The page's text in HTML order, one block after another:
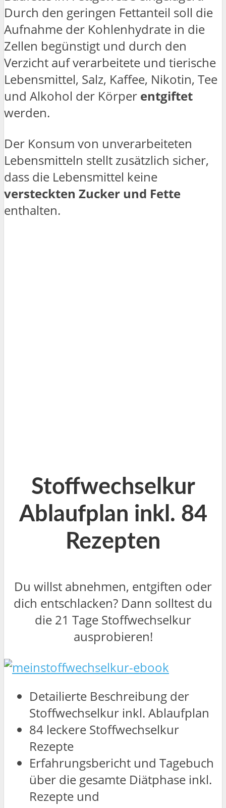
Durch den geringen Fettanteil soll die
Aufnahme der Kohlenhydrate in die
Zellen begünstigt und durch den
Verzicht auf verarbeitete und tierische
Lebensmittel, Salz, Kaffee, Nikotin, Tee
und Alkohol der Körper entgiftet
werden.
Der Konsum von unverarbeiteten
Lebensmitteln stellt zusätzlich sicher,
dass die Lebensmittel keine
versteckten Zucker und Fette
enthalten.
Stoffwechselkur
Ablaufplan inkl. 84
Rezepten
Du willst abnehmen, entgiften oder
dich entschlacken? Dann solltest du
die 21 Tage Stoffwechselkur
ausprobieren!
Detailierte Beschreibung der
Stoffwechselkur inkl. Ablaufplan
84 leckere Stoffwechselkur
Rezepte
Erfahrungsbericht und Tagebuch
über die gesamte Diätphase inkl.
Rezepte und